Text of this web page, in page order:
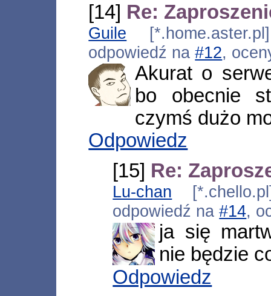
[14] Re:
Guile
odpowiedź na#12,
Akurat o
bo obecnie
czymś dużo
Odpowiedz
[15] Re:
Lu-chan
odpowiedź na#14,
ja się
nie będzie
Odpowiedz